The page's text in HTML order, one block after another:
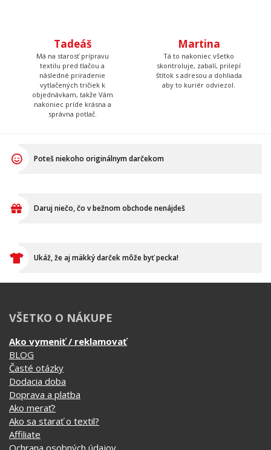
Poteš niekoho originálnym darčekom
Daruj niečo, čo v bežnom obchode nenájdeš
Ukáž, že aj mäkký darček môže byť pecka!
BLOG
Ako merať?
Affiliate
Ochrana osobných údajov
Obchodné podmienky
Podmienky použitia webu
O cookie
KONTAKTY